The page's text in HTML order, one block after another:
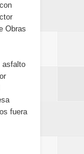
Obras
asfalto
fuera